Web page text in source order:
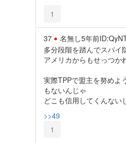
1
37 名無し5年前
多分段階を踏んでスパイ
アメリカからもせっつか
実際TPPで盟主を努めよ
もないんじゃ
どこも信用してくんない
>>49
1